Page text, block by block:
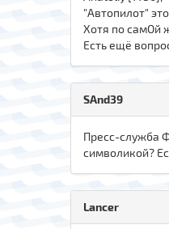
"Автопилот"
Хотя по самОй
Есть ещё
SAnd39
Пресс-служба
символикой?
Lancer